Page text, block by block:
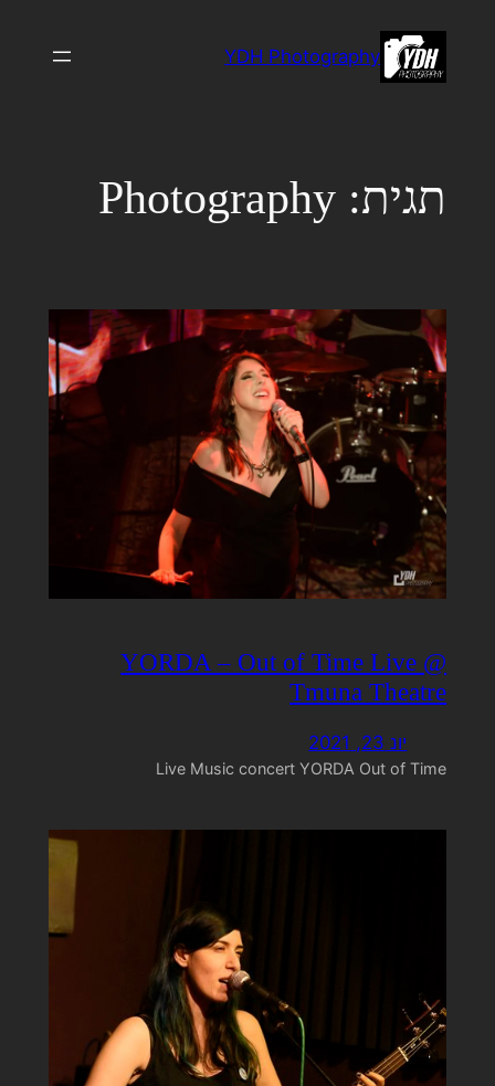
YDH Photography
תגית: Photography
YORDA – Out of Time Live @
Tmuna Theatre
יונ 23, 2021
Live Music concert YORDA Out of Time